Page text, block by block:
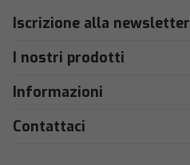
Iscrizione alla newsletter
I nostri prodotti
Informazioni
Contattaci